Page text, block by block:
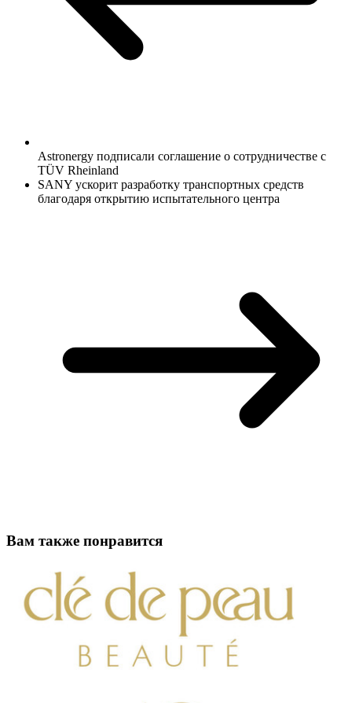
Astronergy подписали соглашение о сотрудничестве с
TÜV Rheinland
SANY ускорит разработку транспортных средств
благодаря открытию испытательного центра
Вам также понравится